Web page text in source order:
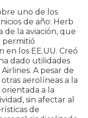
uno de los
de año: Herb
de la aviación, que
permitió
en los EE.UU. Creó
dado utilidades
A pesar de
aerolíneas a la
a la
sin afectar al
de